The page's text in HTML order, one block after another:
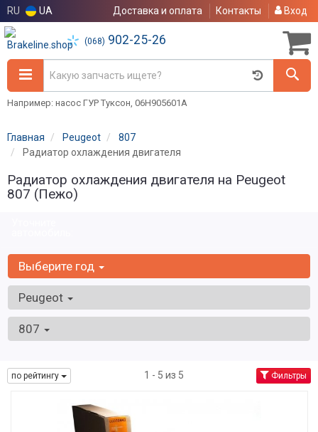
RU UA Доставка и оплата Контакты Вход
(068) 902-25-26
Например: насос ГУР Туксон, 06H905601A
Главная Peugeot
807
Радиатор охлаждения двигателя
Радиатор охлаждения двигателя на Peugeot
807 (Пежо)
Выберите год
Peugeot
807
по рейтингу 1 - 5 из 5 Фильтры